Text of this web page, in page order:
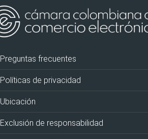
Preguntas frecuentes
Políticas de privacidad
Ubicación
Exclusión de responsabilidad